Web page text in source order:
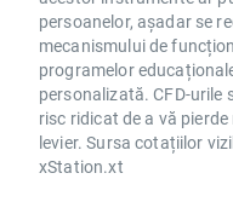
persoanelor, așadar se
mecanismului de
programelor
personalizată. CFD-urile
risc ridicat de a vă
levier. Sursa cotațiilor
xStation.xt